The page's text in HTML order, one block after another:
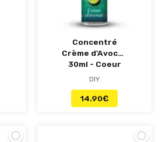
Concentré
Crème d'Avocat
30ml - Coeur
Gourmand
DIY
14.90€